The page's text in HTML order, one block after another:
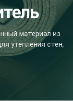
материал из
утепления стен,